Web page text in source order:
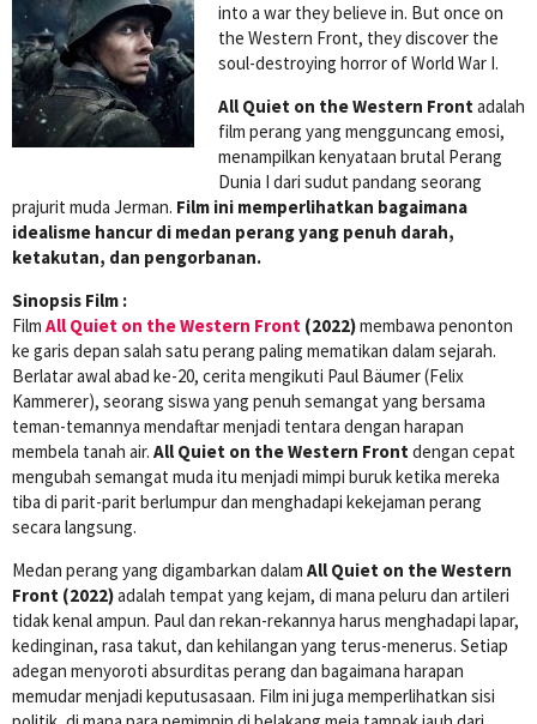
into a war they believe in. But once on
the Western Front, they discover the
soul-destroying horror of World War I.
All Quiet on the Western Front adalah
film perang yang mengguncang emosi,
menampilkan kenyataan brutal Perang
Dunia I dari sudut pandang seorang
prajurit muda Jerman. Film ini memperlihatkan bagaimana
idealisme hancur di medan perang yang penuh darah,
ketakutan, dan pengorbanan.
Sinopsis Film :
Film All Quiet on the Western Front (2022)membawa penonton
ke garis depan salah satu perang paling mematikan dalam sejarah.
Berlatar awal abad ke-20, cerita mengikuti Paul Bäumer (Felix
Kammerer), seorang siswa yang penuh semangat yang bersama
teman-temannya mendaftar menjadi tentara dengan harapan
membela tanah air. All Quiet on the Western Front dengan cepat
mengubah semangat muda itu menjadi mimpi buruk ketika mereka
tiba di parit-parit berlumpur dan menghadapi kekejaman perang
secara langsung.
Medan perang yang digambarkan dalam All Quiet on the Western
Front (2022)adalah tempat yang kejam, di mana peluru dan artileri
tidak kenal ampun. Paul dan rekan-rekannya harus menghadapi lapar,
kedinginan, rasa takut, dan kehilangan yang terus-menerus. Setiap
adegan menyoroti absurditas perang dan bagaimana harapan
memudar menjadi keputusasaan. Film ini juga memperlihatkan sisi